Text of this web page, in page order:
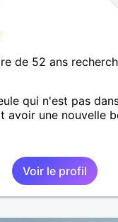
de 52 ans
qui n'est pas
avoir une nouvelle
Voir le profil